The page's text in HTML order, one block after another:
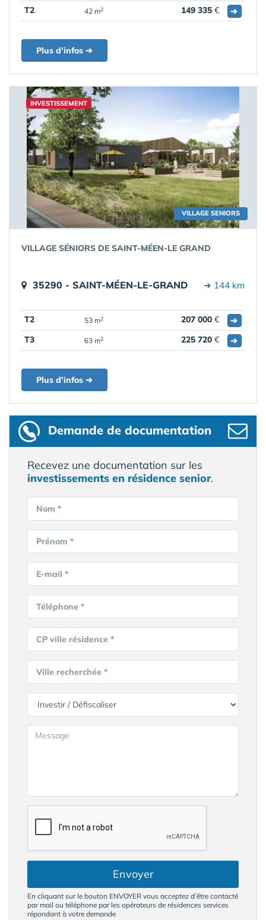
T2 42 m2 149 335 € ➔
Plus d'infos ➔
VILLAGE SENIORS
INVESTISSEMENT
VILLAGE SÉNIORS DE SAINT-MÉEN-LE GRAND
35290 - SAINT-MÉEN-LE-GRAND ➔ 144 km
T2 53 m2 207 000 €
➔
T3
63 m2 225 720 € ➔
Plus d'infos ➔
Demande de documentation
Recevez une documentation sur les
investissements en résidence senior.
Nom *
Prénom *
E-mail *
Téléphone *
CP ville résidence *
Ville recherchée *
Envoyer
En cliquant sur le bouton ENVOYER vous acceptez d’être contacté
par mail ou téléphone par les opérateurs de résidences services
répondant à votre demande